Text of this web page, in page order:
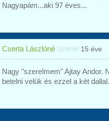
Nagyapám...aki 97 éves...
Cserta Lászlóné üzente 15 éve
Nagy "szerelmem" Ajtay Andor.
betelni velük és ezzel a két dallal.